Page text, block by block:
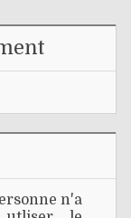
n'a